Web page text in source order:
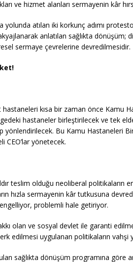
ve hizmet alanları sermayenin kâr
yolunda atılan iki korkunç adımı
anlatılan sağlıkta dönüşüm;
sermaye çevrelerine devredilmesidir.
kısa bir zaman önce Kamu
hastaneler birleştirilecek ve tek
yönlendirilecek. Bu Kamu Hastaneleri
CEO’lar yönetecek.
teslim olduğu neoliberal politikaların
hızla sermayenin kâr tutkusuna
engelliyor, problemli hale getiriyor.
olan ve sosyal devlet ile garanti
edilmesi uygulanan politikaların
sağlıkta dönüşüm programına göre